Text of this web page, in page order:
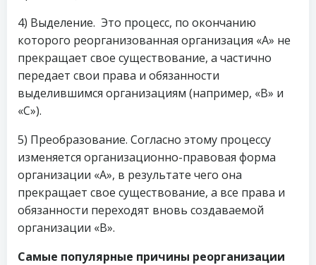
4) Выделение. Это процесс, по окончанию
которого реорганизованная организация «А» не
прекращает свое существование, а частично
передает свои права и обязанности
выделившимся организациям (например, «B» и
«С»).
5) Преобразование. Cогласно этому процессу
изменяется организационно-правовая форма
организации «А», в результате чего она
прекращает свое существование, а все права и
обязанности переходят вновь создаваемой
организации «B».
Самые популярные причины реорганизации